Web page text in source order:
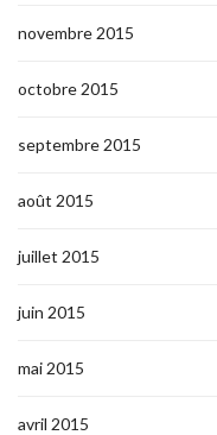
novembre 2015
octobre 2015
septembre 2015
août 2015
juillet 2015
juin 2015
mai 2015
avril 2015